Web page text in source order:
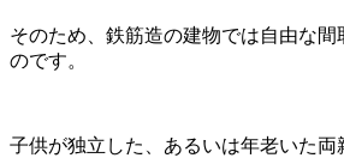
そのため、鉄筋造の建物では自由な間
のです。
子供が独立した、あるいは年老いた両